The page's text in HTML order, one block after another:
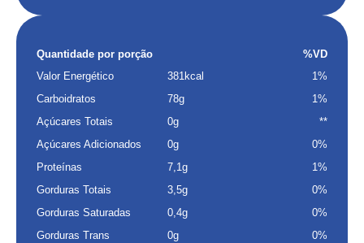
Quantidade por porção
%VD
Valor Energético
381kcal
1%
Carboidratos
78g
1%
Açúcares Totais
0g
**
Açúcares Adicionados
0g
0%
Proteínas
7,1g
1%
Gorduras Totais
3,5g
0%
Gorduras Saturadas
0,4g
0%
Gorduras Trans
0g
0%